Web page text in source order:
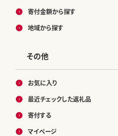
寄付金額から探す
地域から探す
その他
お気に入り
最近チェックした返礼品
寄付する
マイページ